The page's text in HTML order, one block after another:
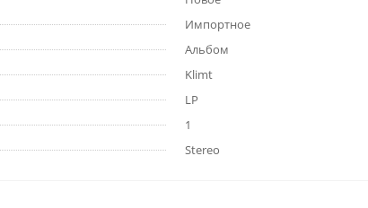
Импортное
Альбом
Klimt
LP
1
Stereo